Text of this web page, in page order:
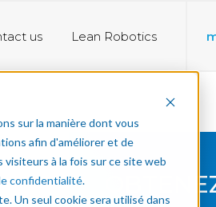
sur la manière dont vous
afin d'améliorer et de
à la fois sur ce site web
confidentialité.
Un seul cookie sera utilisé dans
us Lean Robotics